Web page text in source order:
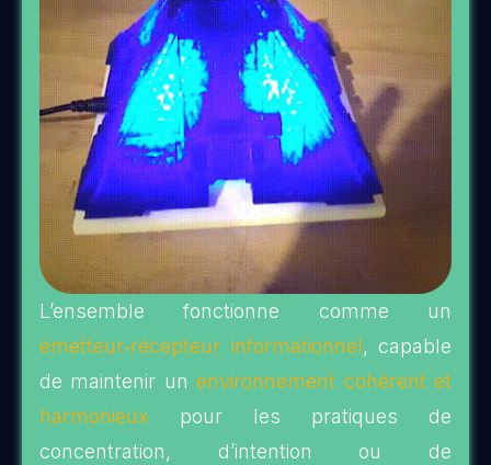
L’ensemble fonctionne comme un
émetteur‑récepteur informationnel, capable
de maintenir un environnement cohérent et
harmonieux pour les pratiques de
concentration, d’intention ou de